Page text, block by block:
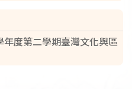
年度第二學期臺灣文化與區